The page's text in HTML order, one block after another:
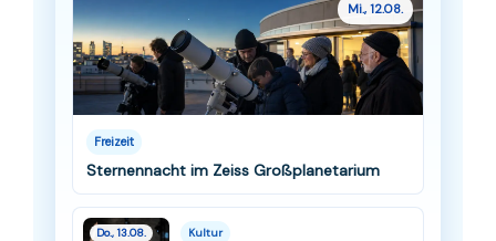
Mi., 12.08.
Freizeit
Sternennacht im Zeiss Großplanetarium
Do., 13.08. Kultur